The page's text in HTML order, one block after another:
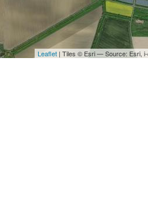
Leaflet | Tiles © Esri — Source: Esri, i-